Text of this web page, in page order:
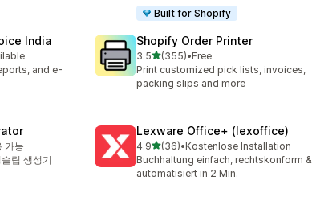
Built for Shopify
India
and e-
Shopify Order Printer
3.5별 5개 중
(355)
총 리뷰 355개
•Free
Print customized pick lists, invoices,
packing slips and more
가능
립 생성기
Lexware Office+ (lexoffice)
4.9별 5개 중
(36)
총 리뷰 36개
•Kostenlose Installation
Buchhaltung einfach, rechtskonform &
automatisiert in 2 Min.